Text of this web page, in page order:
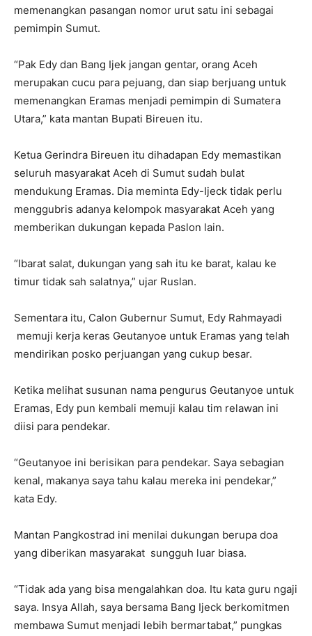
memenangkan pasangan nomor urut satu ini sebagai
pemimpin Sumut.
“Pak Edy dan Bang Ijek jangan gentar, orang Aceh
merupakan cucu para pejuang, dan siap berjuang untuk
memenangkan Eramas menjadi pemimpin di Sumatera
Utara,” kata mantan Bupati Bireuen itu.
Ketua Gerindra Bireuen itu dihadapan Edy memastikan
seluruh masyarakat Aceh di Sumut sudah bulat
mendukung Eramas. Dia meminta Edy-Ijeck tidak perlu
menggubris adanya kelompok masyarakat Aceh yang
memberikan dukungan kepada Paslon lain.
“Ibarat salat, dukungan yang sah itu ke barat, kalau ke
timur tidak sah salatnya,” ujar Ruslan.
Sementara itu, Calon Gubernur Sumut, Edy Rahmayadi
memuji kerja keras Geutanyoe untuk Eramas yang telah
mendirikan posko perjuangan yang cukup besar.
Ketika melihat susunan nama pengurus Geutanyoe untuk
Eramas, Edy pun kembali memuji kalau tim relawan ini
diisi para pendekar.
“Geutanyoe ini berisikan para pendekar. Saya sebagian
kenal, makanya saya tahu kalau mereka ini pendekar,”
kata Edy.
Mantan Pangkostrad ini menilai dukungan berupa doa
yang diberikan masyarakat sungguh luar biasa.
“Tidak ada yang bisa mengalahkan doa. Itu kata guru ngaji
saya. Insya Allah, saya bersama Bang Ijeck berkomitmen
membawa Sumut menjadi lebih bermartabat,” pungkas